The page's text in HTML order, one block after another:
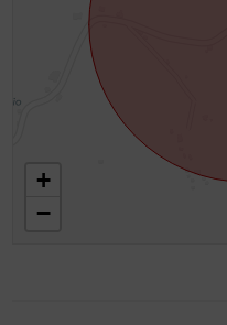
+
−